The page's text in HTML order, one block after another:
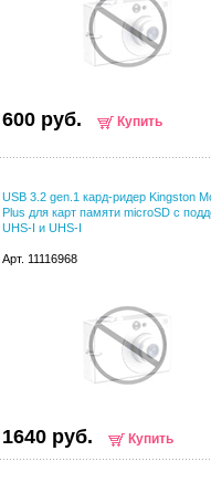
600 руб. Купить
USB 3.2 gen.1 кард-ридер Kingston
Plus для карт памяти microSD с
UHS-I и UHS-I
Арт. 11116968
1640 руб. Купить